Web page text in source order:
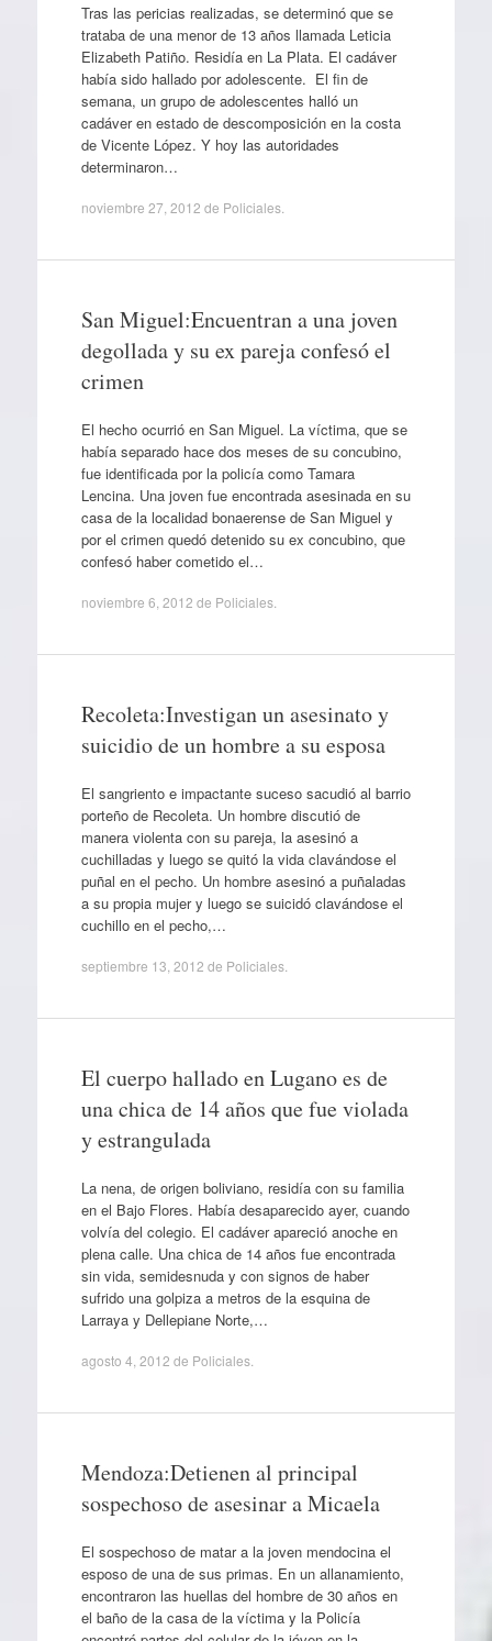
Tras las pericias realizadas, se determinó que se
trataba de una menor de 13 años llamada Leticia
Elizabeth Patiño. Residía en La Plata. El cadáver
había sido hallado por adolescente. El fin de
semana, un grupo de adolescentes halló un
cadáver en estado de descomposición en la costa
de Vicente López. Y hoy las autoridades
determinaron…
noviembre 27, 2012 de Policiales.
San Miguel:Encuentran a una joven
degollada y su ex pareja confesó el
crimen
El hecho ocurrió en San Miguel. La víctima, que se
había separado hace dos meses de su concubino,
fue identificada por la policía como Tamara
Lencina. Una joven fue encontrada asesinada en su
casa de la localidad bonaerense de San Miguel y
por el crimen quedó detenido su ex concubino, que
confesó haber cometido el…
noviembre 6, 2012 de Policiales.
Recoleta:Investigan un asesinato y
suicidio de un hombre a su esposa
El sangriento e impactante suceso sacudió al barrio
porteño de Recoleta. Un hombre discutió de
manera violenta con su pareja, la asesinó a
cuchilladas y luego se quitó la vida clavándose el
puñal en el pecho. Un hombre asesinó a puñaladas
a su propia mujer y luego se suicidó clavándose el
cuchillo en el pecho,…
septiembre 13, 2012 de Policiales.
El cuerpo hallado en Lugano es de
una chica de 14 años que fue violada
y estrangulada
La nena, de origen boliviano, residía con su familia
en el Bajo Flores. Había desaparecido ayer, cuando
volvía del colegio. El cadáver apareció anoche en
plena calle. Una chica de 14 años fue encontrada
sin vida, semidesnuda y con signos de haber
sufrido una golpiza a metros de la esquina de
Larraya y Dellepiane Norte,…
agosto 4, 2012 de Policiales.
Mendoza:Detienen al principal
sospechoso de asesinar a Micaela
El sospechoso de matar a la joven mendocina el
esposo de una de sus primas. En un allanamiento,
encontraron las huellas del hombre de 30 años en
el baño de la casa de la víctima y la Policía